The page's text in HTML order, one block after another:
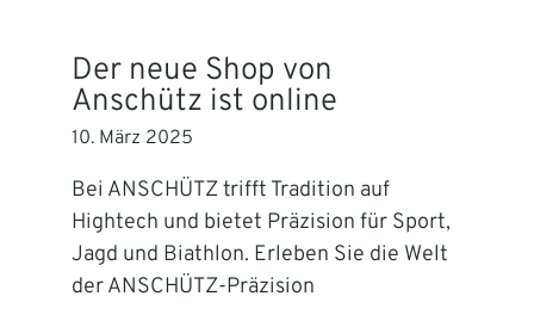
Der neue Shop von
Anschütz ist online
10. März 2025
Bei ANSCHÜTZ trifft Tradition auf
Hightech und bietet Präzision für Sport,
Jagd und Biathlon. Erleben Sie die Welt
der ANSCHÜTZ-Präzision